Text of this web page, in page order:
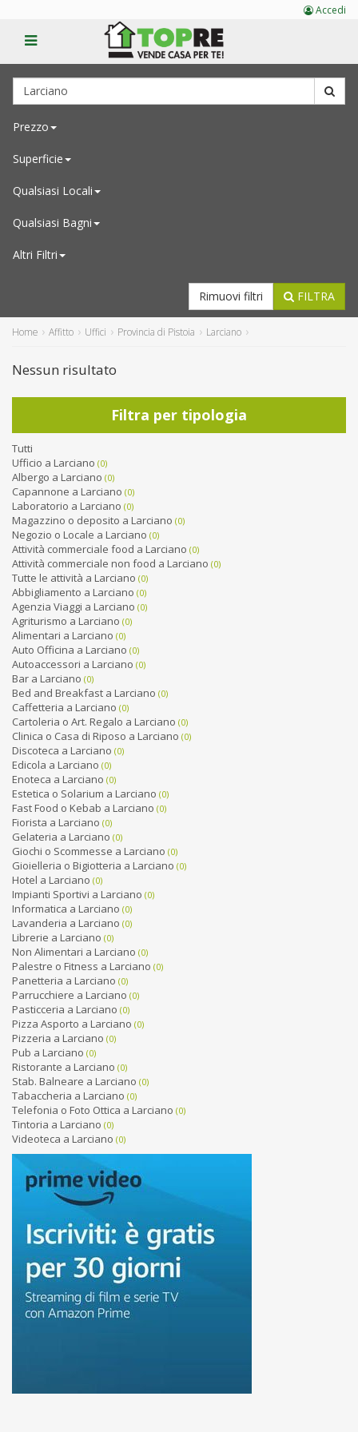
Prezzo
Superficie
Qualsiasi Locali
Qualsiasi Bagni
Altri Filtri
FILTRA
Rimuovi filtri
Home Affitto Uffici Provincia di Pistoia Larciano
Nessun risultato
Filtra per tipologia
Tutti
Ufficio a Larciano (0)
Albergo a Larciano (0)
Capannone a Larciano (0)
Laboratorio a Larciano (0)
Magazzino o deposito a Larciano (0)
Negozio o Locale a Larciano (0)
Attività commerciale food a Larciano (0)
Attività commerciale non food a Larciano (0)
Tutte le attività a Larciano (0)
Abbigliamento a Larciano (0)
Agenzia Viaggi a Larciano (0)
Agriturismo a Larciano (0)
Alimentari a Larciano (0)
Auto Officina a Larciano (0)
Autoaccessori a Larciano (0)
Bar a Larciano (0)
Bed and Breakfast a Larciano (0)
Caffetteria a Larciano (0)
Cartoleria o Art. Regalo a Larciano (0)
Clinica o Casa di Riposo a Larciano (0)
Discoteca a Larciano (0)
Edicola a Larciano (0)
Enoteca a Larciano (0)
Estetica o Solarium a Larciano (0)
Fast Food o Kebab a Larciano (0)
Fiorista a Larciano (0)
Gelateria a Larciano (0)
Giochi o Scommesse a Larciano (0)
Gioielleria o Bigiotteria a Larciano (0)
Hotel a Larciano (0)
Impianti Sportivi a Larciano (0)
Informatica a Larciano (0)
Lavanderia a Larciano (0)
Librerie a Larciano (0)
Non Alimentari a Larciano (0)
Palestre o Fitness a Larciano (0)
Panetteria a Larciano (0)
Parrucchiere a Larciano (0)
Pasticceria a Larciano (0)
Pizza Asporto a Larciano (0)
Pizzeria a Larciano (0)
Pub a Larciano (0)
Ristorante a Larciano (0)
Stab. Balneare a Larciano (0)
Tabaccheria a Larciano (0)
Telefonia o Foto Ottica a Larciano (0)
Tintoria a Larciano (0)
Videoteca a Larciano (0)
Accedi